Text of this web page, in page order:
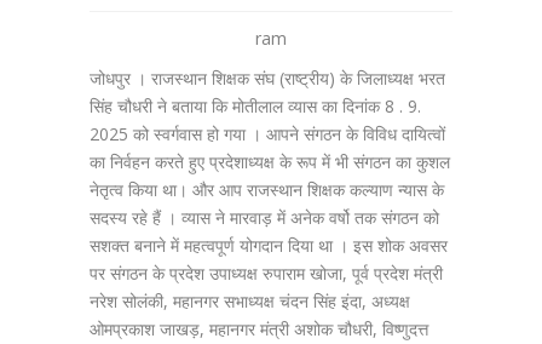
ram
जोधपुर । राजस्थान शिक्षक संघ (राष्ट्रीय) के जिलाध्यक्ष भरत
सिंह चौधरी ने बताया कि मोतीलाल व्यास का दिनांक 8 . 9.
2025 को स्वर्गवास हो गया । आपने संगठन के विविध दायित्वों
का निर्वहन करते हुए प्रदेशाध्यक्ष के रूप में भी संगठन का कुशल
नेतृत्व किया था। और आप राजस्थान शिक्षक कल्याण न्यास के
सदस्य रहे हैं । व्यास ने मारवाड़ में अनेक वर्षो तक संगठन को
सशक्त बनाने में महत्वपूर्ण योगदान दिया था । इस शोक अवसर
पर संगठन के प्रदेश उपाध्यक्ष रुपाराम खोजा, पूर्व प्रदेश मंत्री
नरेश सोलंकी, महानगर सभाध्यक्ष चंदन सिंह इंदा, अध्यक्ष
ओमप्रकाश जाखड़, महानगर मंत्री अशोक चौधरी, विष्णुदत्त